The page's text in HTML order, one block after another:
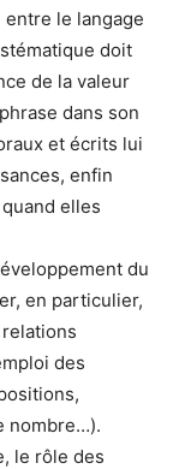
le langage
doit
de la valeur
dans son
et écrits lui
enfin
elles
du
en particulier,
des
nombre…).
le rôle des